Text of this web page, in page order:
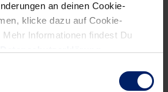
an deinen Cookie-
klicke dazu auf Cookie-
Informationen findest Du
ab 19.30 Uhr Highlights auf